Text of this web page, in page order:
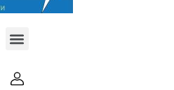
Меню